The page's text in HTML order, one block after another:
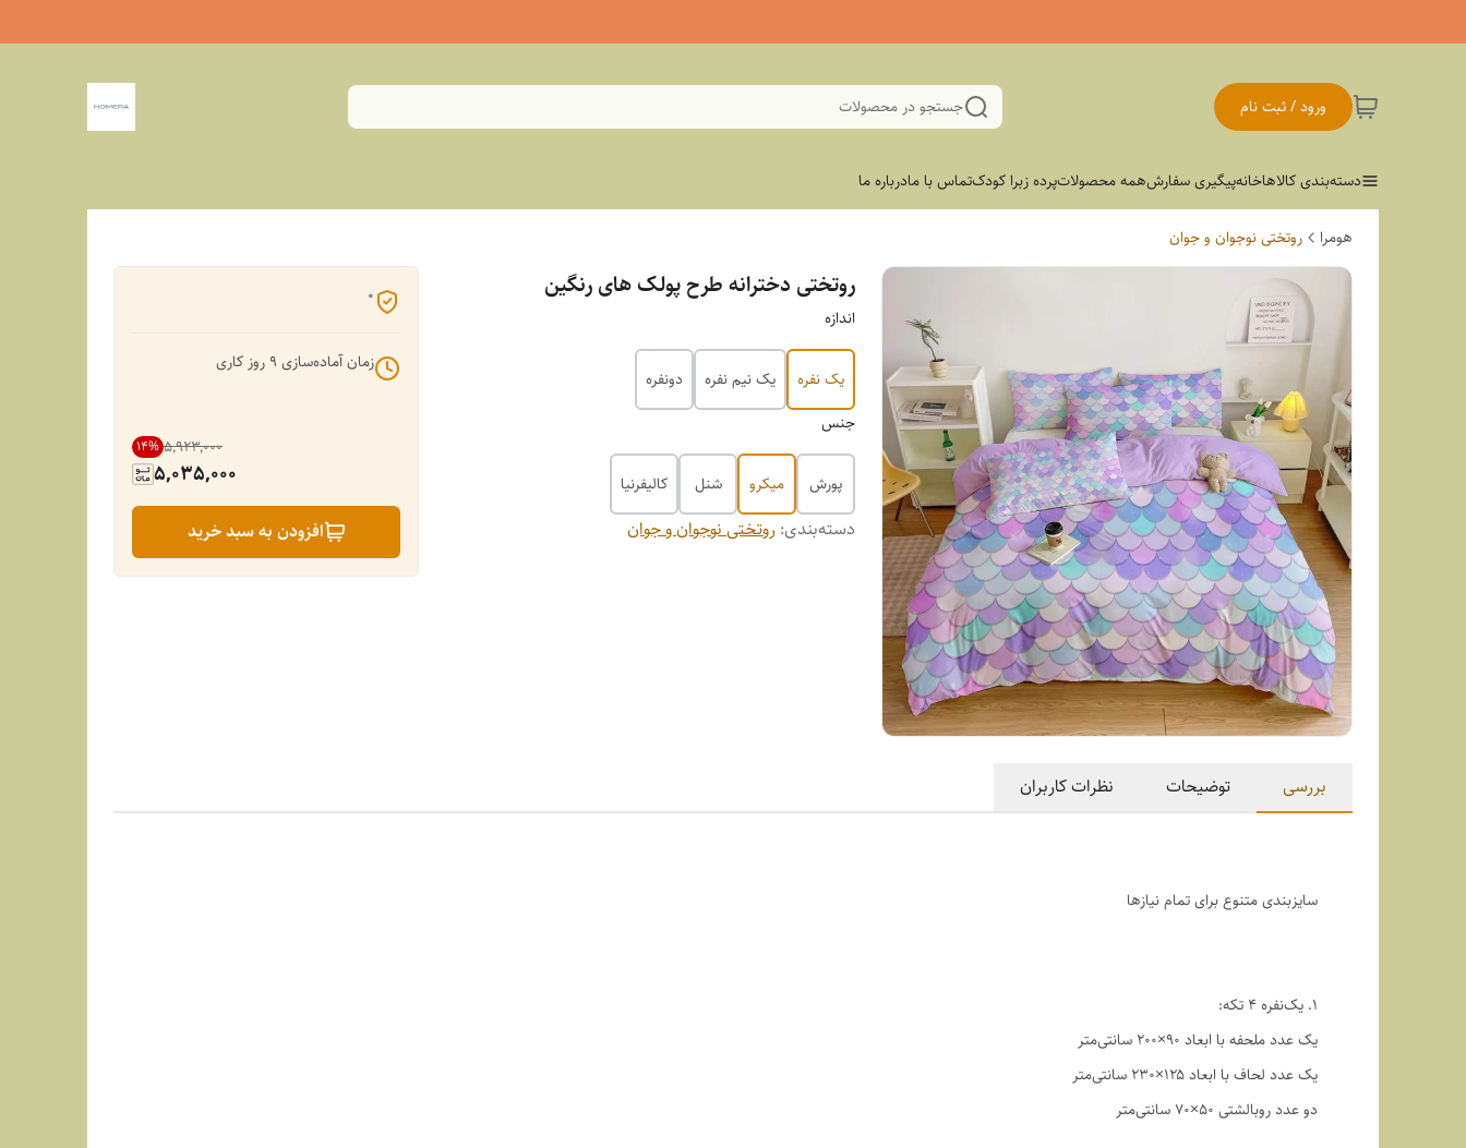
ورود / ثبت نام جستجو در محصولات
دسته‌بندی کالاهاخانهپیگیری سفارشهمه محصولاتپرده زبرا کودکتماس با مادرباره ما
هومرا روتختی نوجوان و جوان
روتختی دخترانه طرح پولک های رنگین
اندازه
یک نفره یک نیم نفره
دونفره
جنس
پورش میکرو شنل کالیفرنیا
دسته‌بندی: روتختی نوجوان و جوان
0
زمان آماده‌سازی9 روز کاری
۵٬۹۲۳٬۰۰۰ 14%
5,035,000
افزودن به سبد خرید
بررسی توضیحات نظرات کاربران
سایزبندی متنوع برای تمام نیازها
1. یک‌نفره ۴ تکه:
یک عدد ملحفه با ابعاد ۹۰×۲۰۰ سانتی‌متر
یک عدد لحاف با ابعاد ۱۲۵×۲۳۰ سانتی‌متر
دو عدد روبالشتی ۵۰×۷۰ سانتی‌متر